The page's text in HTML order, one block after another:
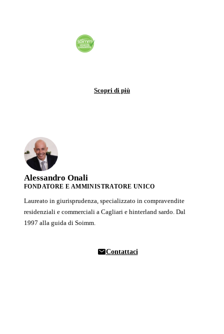
Scopri di più
Alessandro Onali
FONDATORE E AMMINISTRATORE UNICO
Laureato in giurisprudenza, specializzato in compravendite
residenziali e commerciali a Cagliari e hinterland sardo. Dal
1997 alla guida di Soimm.
Contattaci